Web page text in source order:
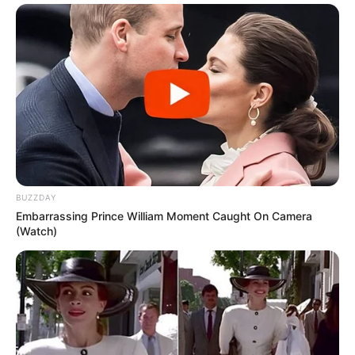
BUZZDAY
Embarrassing Prince William Moment Caught On Camera
(Watch)